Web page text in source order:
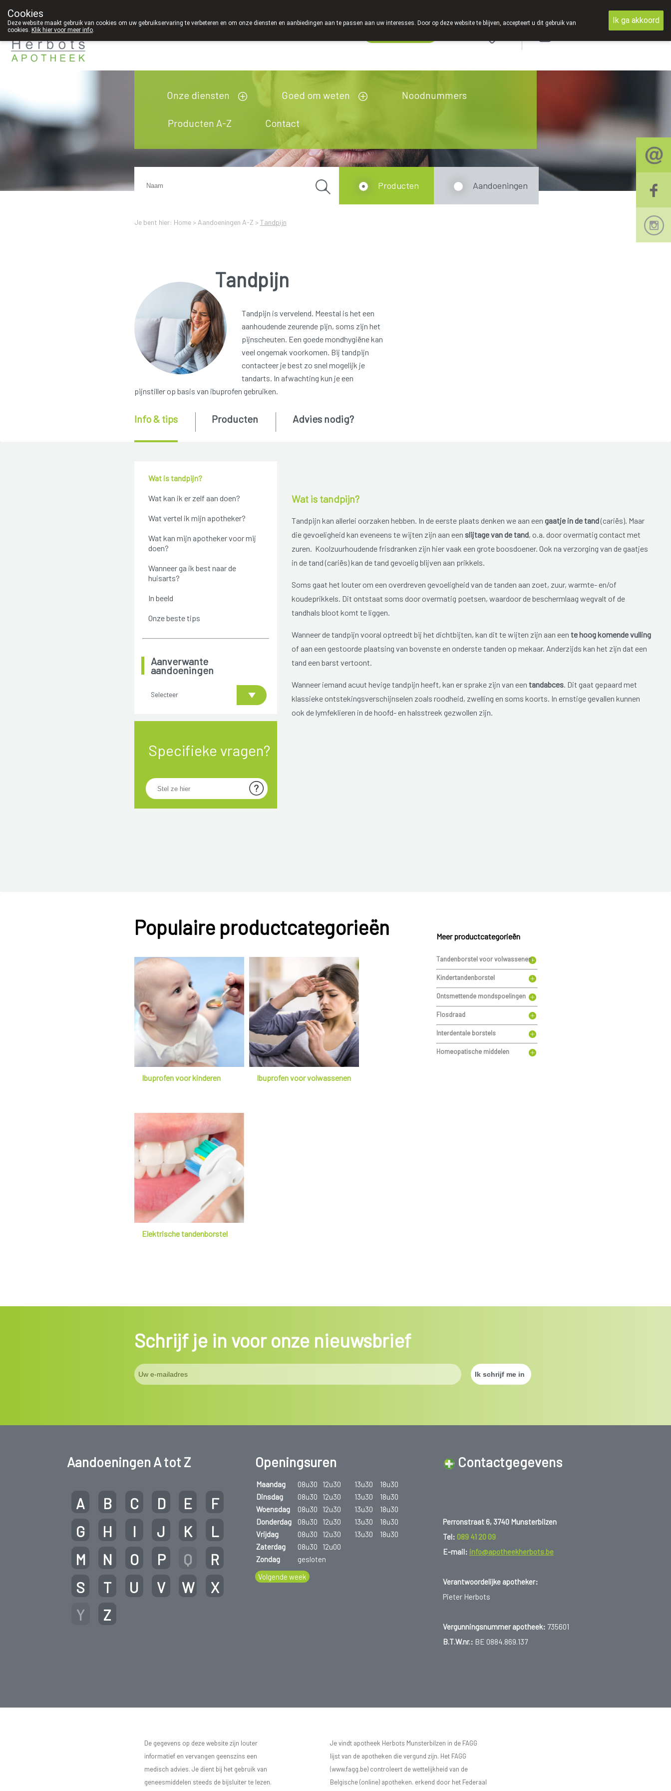
089 41 20 09
Onze diensten Goed om weten Noodnummers
Producten A-Z Contact
Je bent hier: Home > Aandoeningen A-Z >Tandpijn
Producten Aandoeningen
Tandpijn
Tandpijn is vervelend. Meestal is het een
aanhoudende zeurende pijn, soms zijn het
pijnscheuten. Een goede mondhygiëne kan
veel ongemak voorkomen. Bij tandpijn
contacteer je best zo snel mogelijk je
tandarts. In afwachting kun je een
pijnstiller op basis van ibuprofen gebruiken.
Wat is tandpijn?
Wat kan ik er zelf aan doen?
Wat vertel ik mijn apotheker?
Wat kan mijn apotheker voor mij
doen?
Wanneer ga ik best naar de
huisarts?
In beeld
Onze beste tips
Aanverwante
aandoeningen
Selecteer
Specifieke vragen?
Info & tips Producten Advies nodig?
Wat is tandpijn?
Tandpijn kan allerlei oorzaken hebben. In de eerste plaats denken we aan een gaatje in de tand(cariës). Maar
die gevoeligheid kan eveneens te wijten zijn aan een slijtage van de tand, o.a. door overmatig contact met
zuren. Koolzuurhoudende frisdranken zijn hier vaak een grote boosdoener. Ook na verzorging van de gaatjes
in de tand (cariës) kan de tand gevoelig blijven aan prikkels.
Soms gaat het louter om een overdreven gevoeligheid van de tanden aan zoet, zuur, warmte- en/of
koudeprikkels. Dit ontstaat soms door overmatig poetsen, waardoor de beschermlaag wegvalt of de
tandhals bloot komt te liggen.
Wanneer de tandpijn vooral optreedt bij het dichtbijten, kan dit te wijten zijn aan een te hoog komende vulling
of aan een gestoorde plaatsing van bovenste en onderste tanden op mekaar. Anderzijds kan het zijn dat een
tand een barst vertoont.
Wanneer iemand acuut hevige tandpijn heeft, kan er sprake zijn van een tandabces. Dit gaat gepaard met
klassieke ontstekingsverschijnselen zoals roodheid, zwelling en soms koorts. In ernstige gevallen kunnen
ook de lymfeklieren in de hoofd- en halsstreek gezwollen zijn.
Populaire productcategorieën
Ibuprofen voor kinderen Ibuprofen voor volwassenen
Elektrische tandenborstel
Meer productcategorieën
Tandenborstel voor volwassenen
Kindertandenborstel
Ontsmettende mondspoelingen
Flosdraad
Interdentale borstels
Homeopatische middelen
Schrijf je in voor onze nieuwsbrief
Aandoeningen A tot Z
A B C D E
F
G
H I J K
L
M
N O P Q
R
S
T U V W
X
Y
Z
Openingsuren
Maandag 08u30 12u30 13u30
18u30
Dinsdag
08u30 12u30 13u30
18u30
Woensdag
08u30 12u30 13u30
18u30
Donderdag
08u30 12u30 13u30
18u30
Vrijdag
08u30 12u30 13u30
18u30
Zaterdag
08u30
12u00
Zondag
gesloten
Volgende week
Contactgegevens
Perronstraat 6, 3740 Munsterbilzen
Tel: 089 41 20 09
E-mail: info@apotheekherbots.be
Verantwoordelijke apotheker:
Pieter Herbots
Vergunningsnummer apotheek: 735601
B.T.W.nr.: BE 0884.869.137
De gegevens op deze website zijn louter
informatief en vervangen geenszins een
medisch advies. Je dient bij het gebruik van
geneesmiddelen steeds de bijsluiter te lezen.
Je vindt apotheek Herbots Munsterbilzen in de FAGG
lijst van de apotheken die vergund zijn. Het FAGG
(www.fagg.be) controleert de wettelijkheid van de
Belgische (online) apotheken. erkend door het Federaal
Cookies
Deze website maakt gebruik van cookies om uw gebruikservaring te verbeteren en om onze diensten en aanbiedingen aan te passen aan uw interesses. Door op deze website te blijven, accepteert u dit gebruik van
cookies. Klik hier voor meer info.
Ik ga akkoord